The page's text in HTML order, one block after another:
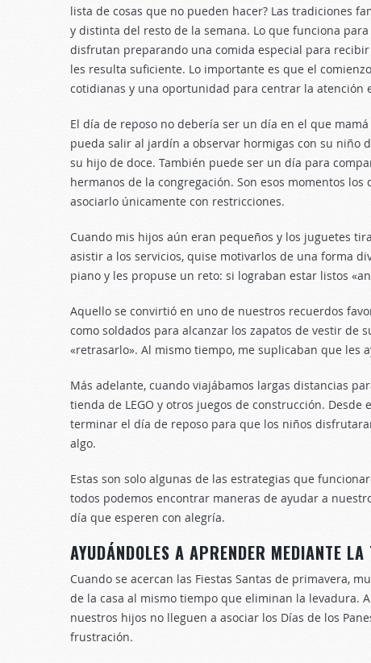
lista de cosas que no pueden hacer? Las tradiciones
y distinta del resto de la semana. Lo que funciona
disfrutan preparando una comida especial para
les resulta suficiente. Lo importante es que el
cotidianas y una oportunidad para centrar la atención
El día de reposo no debería ser un día en el que
pueda salir al jardín a observar hormigas con su niño
su hijo de doce. También puede ser un día para
hermanos de la congregación. Son esos momentos
asociarlo únicamente con restricciones.
Cuando mis hijos aún eran pequeños y los juguetes
asistir a los servicios, quise motivarlos de una forma
piano y les propuse un reto: si lograban estar listos
Aquello se convirtió en uno de nuestros recuerdos
como soldados para alcanzar los zapatos de vestir de
«retrasarlo». Al mismo tiempo, me suplicaban que les
Más adelante, cuando viajábamos largas distancias
tienda de LEGO y otros juegos de construcción.
terminar el día de reposo para que los niños
algo.
Estas son solo algunas de las estrategias que
todos podemos encontrar maneras de ayudar a
día que esperen con alegría.
AYUDÁNDOLES A APRENDER MEDIANTE
Cuando se acercan las Fiestas Santas de primavera,
de la casa al mismo tiempo que eliminan la levadura.
nuestros hijos no lleguen a asociar los Días de los
frustración.